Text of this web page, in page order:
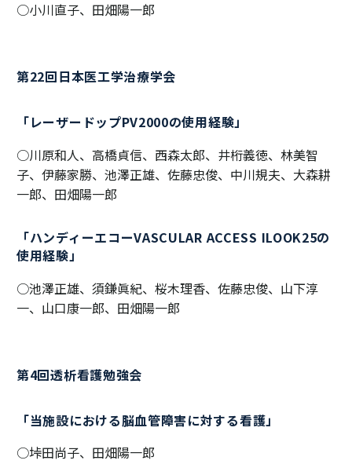
○小川直子、田畑陽一郎
第22回日本医工学治療学会
「レーザードップPV2000の使用経験」
○川原和人、高橋貞信、西森太郎、井桁義徳、林美智
子、伊藤家勝、池澤正雄、佐藤忠俊、中川規夫、大森耕
一郎、田畑陽一郎
「ハンディーエコーVASCULAR ACCESS ILOOK25の
使用経験」
○池澤正雄、須鎌眞紀、桜木理香、佐藤忠俊、山下淳
一、山口康一郎、田畑陽一郎
第4回透析看護勉強会
「当施設における脳血管障害に対する看護」
○垰田尚子、田畑陽一郎